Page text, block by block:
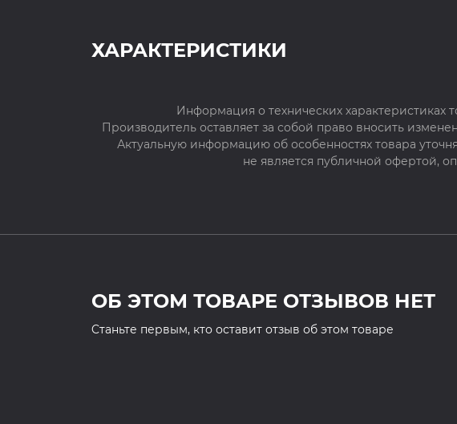
ХАРАКТЕРИСТИКИ
Информация о технических
Производитель оставляет за собой право вносить
Актуальную информацию об особенностях товара
не является публичной офертой,
ОБ ЭТОМ ТОВАРЕ ОТЗЫВОВ НЕТ
Cтаньте первым, кто оставит отзыв об этом товаре